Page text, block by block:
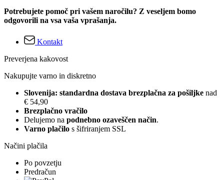
Potrebujete pomoč pri vašem naročilu? Z veseljem bomo
odgovorili na vsa vaša vprašanja.
Kontakt
Preverjena kakovost
Nakupujte varno in diskretno
Slovenija: standardna dostava brezplačna za pošiljke nad
€ 54,90
Brezplačno vračilo
Delujemo na podnebno ozaveščen način.
Varno plačilo s šifriranjem SSL
Načini plačila
Po povzetju
Predračun